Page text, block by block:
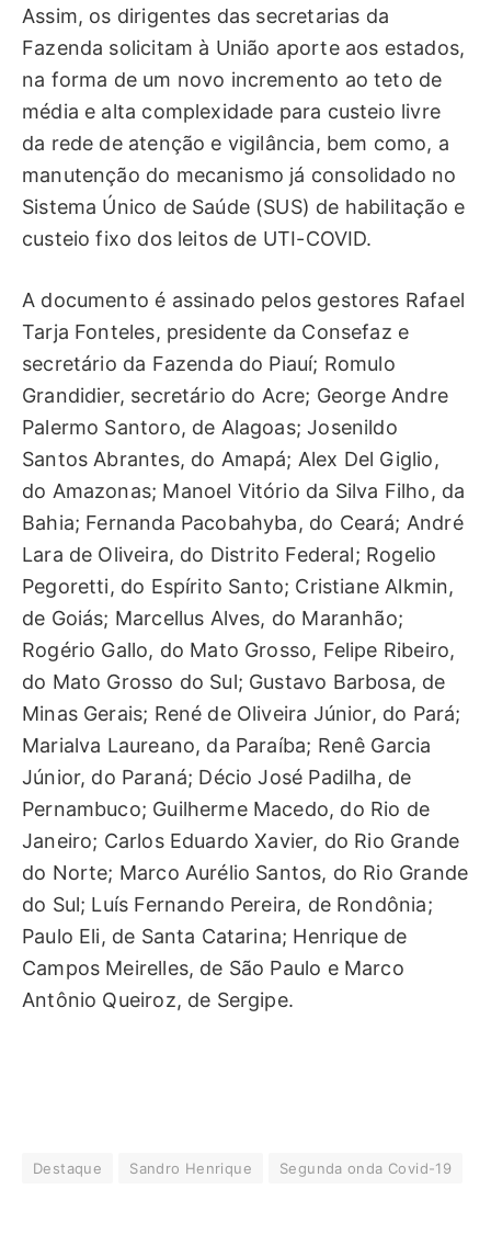
Assim, os dirigentes das secretarias da
Fazenda solicitam à União aporte aos estados,
na forma de um novo incremento ao teto de
média e alta complexidade para custeio livre
da rede de atenção e vigilância, bem como, a
manutenção do mecanismo já consolidado no
Sistema Único de Saúde (SUS) de habilitação e
custeio fixo dos leitos de UTI-COVID.
A documento é assinado pelos gestores Rafael
Tarja Fonteles, presidente da Consefaz e
secretário da Fazenda do Piauí; Romulo
Grandidier, secretário do Acre; George Andre
Palermo Santoro, de Alagoas; Josenildo
Santos Abrantes, do Amapá; Alex Del Giglio,
do Amazonas; Manoel Vitório da Silva Filho, da
Bahia; Fernanda Pacobahyba, do Ceará; André
Lara de Oliveira, do Distrito Federal; Rogelio
Pegoretti, do Espírito Santo; Cristiane Alkmin,
de Goiás; Marcellus Alves, do Maranhão;
Rogério Gallo, do Mato Grosso, Felipe Ribeiro,
do Mato Grosso do Sul; Gustavo Barbosa, de
Minas Gerais; René de Oliveira Júnior, do Pará;
Marialva Laureano, da Paraíba; Renê Garcia
Júnior, do Paraná; Décio José Padilha, de
Pernambuco; Guilherme Macedo, do Rio de
Janeiro; Carlos Eduardo Xavier, do Rio Grande
do Norte; Marco Aurélio Santos, do Rio Grande
do Sul; Luís Fernando Pereira, de Rondônia;
Paulo Eli, de Santa Catarina; Henrique de
Campos Meirelles, de São Paulo e Marco
Antônio Queiroz, de Sergipe.
Destaque Sandro Henrique Segunda onda Covid-19